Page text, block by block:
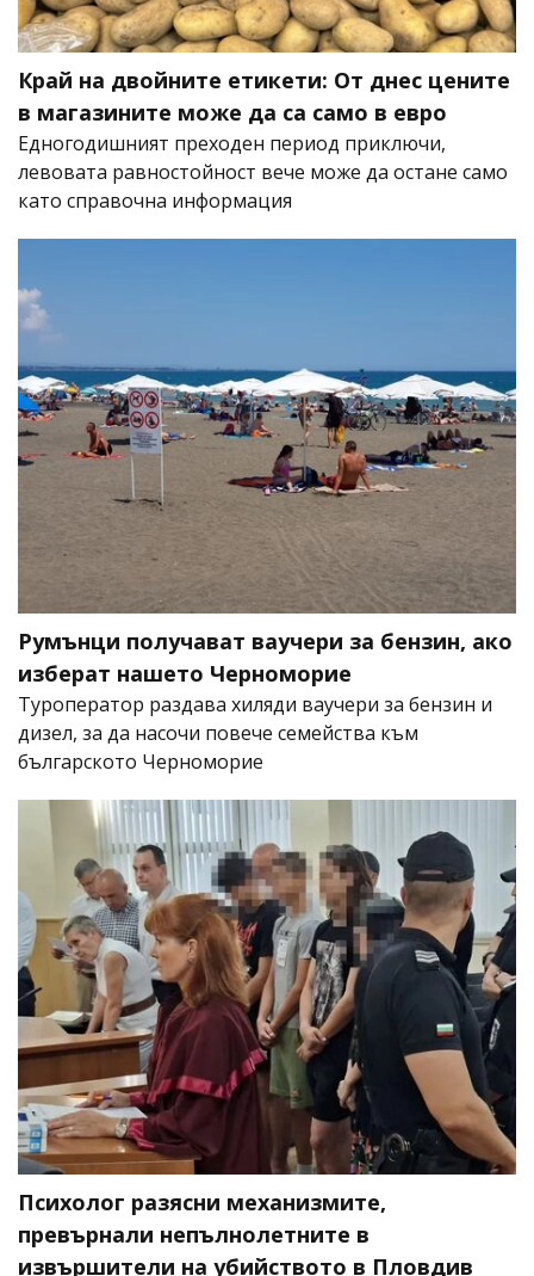
Край на двойните етикети: От днес цените
в магазините може да са само в евро
Едногодишният преходен период приключи,
левовата равностойност вече може да остане само
като справочна информация
Румънци получават ваучери за бензин, ако
изберат нашето Черноморие
Туроператор раздава хиляди ваучери за бензин и
дизел, за да насочи повече семейства към
българското Черноморие
Психолог разясни механизмите,
превърнали непълнолетните в
извършители на убийството в Пловдив